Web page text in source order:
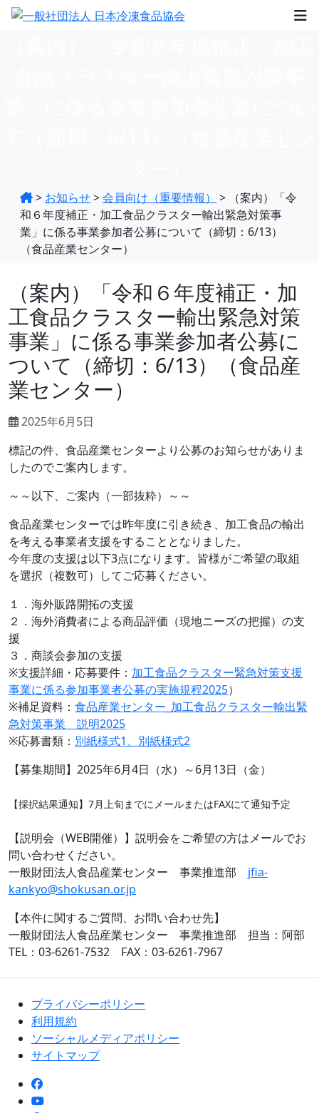
> お知らせ>会員向け（重要情報） >
（案内）「令
和６年度補正・加工食品クラスター輸出緊急対策事
業」に係る事業参加者公募について（締切：6/13）
（食品産業センター）
（案内）「令和６年度補正・加
工食品クラスター輸出緊急対策
事業」に係る事業参加者公募に
ついて（締切：6/13）（食品産
業センター）
2025年6月5日
標記の件、食品産業センターより公募のお知らせがありま
したのでご案内します。
～～以下、ご案内（一部抜粋）～～
食品産業センターでは昨年度に引き続き、加工食品の輸出
を考える事業者支援をすることとなりました。
今年度の支援は以下3点になります。皆様がご希望の取組
を選択（複数可）してご応募ください。
１．海外販路開拓の支援
２．海外消費者による商品評価（現地ニーズの把握）の支
援
３．商談会参加の支援
※支援詳細・応募要件： 加工食品クラスター緊急対策支援
事業に係る参加事業者公募の実施規程2025）
※補足資料： 食品産業センター_加工食品クラスター輸出緊
急対策事業 説明2025
※応募書類： 別紙様式1、別紙様式2
【募集期間】2025年6月4日（水）～6月13日（金）
【採択結果通知】7月上旬までにメールまたはFAXにて通知予定
【説明会（WEB開催）】説明会をご希望の方はメールでお
問い合わせください。
一般財団法人食品産業センター 事業推進部 jfia-
kankyo@shokusan.or.jp
【本件に関するご質問、お問い合わせ先】
一般財団法人食品産業センター 事業推進部 担当：阿部
TEL：03-6261-7532 FAX：03-6261-7967
プライバシーポリシー
利用規約
ソーシャルメディアポリシー
サイトマップ